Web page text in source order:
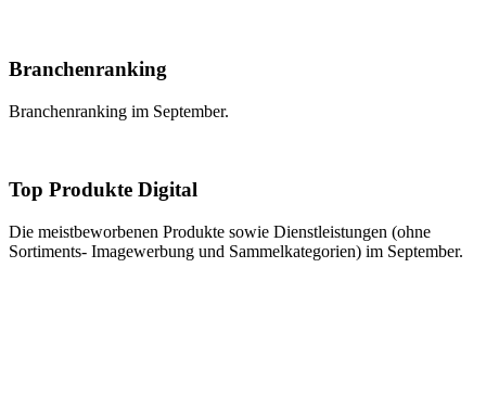
Branchenranking
Branchenranking im September.
Top Produkte Digital
Die meistbeworbenen Produkte sowie Dienstleistungen (ohne
Sortiments- Imagewerbung und Sammelkategorien) im September.